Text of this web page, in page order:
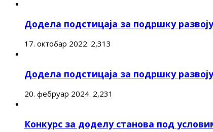
Додела подстицаја за подршку
17. октобар 2022. 2,313
Додела подстицаја за подршку
20. фебруар 2024. 2,231
Конкурс за доделу станова под